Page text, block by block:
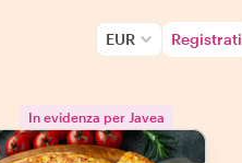
EUR Registrati
In evidenza per Javea